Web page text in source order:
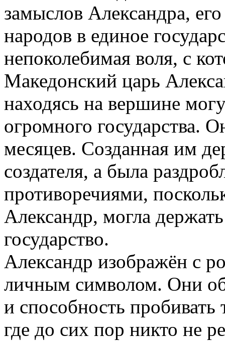
замыслов Александра,
народов в единое
непоколебимая воля, с
Македонский царь
находясь на вершине
огромного государства.
месяцев. Созданная им
создателя, а была
противоречиями,
Александр, могла
государство.
Александр изображён с
личным символом. Они
и способность
где до сих пор никто не